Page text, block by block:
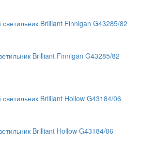
Brilliant Finnigan G43285/82
Brilliant Hollow G43184/06